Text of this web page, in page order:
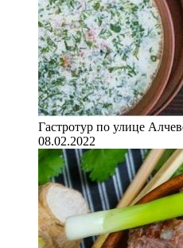
Гастротур по улице
08.02.2022